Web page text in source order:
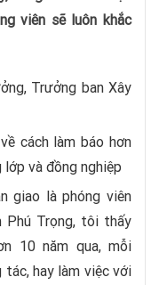
viên sẽ luôn khắc
Trưởng ban Xây
cách làm báo hơn
và đồng nghiệp
giao là phóng viên
Phú Trọng, tôi thấy
10 năm qua, mỗi
hay làm việc với